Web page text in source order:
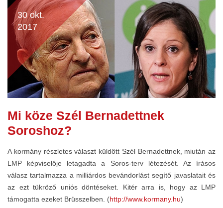
30 okt.
2017
Mi köze Szél Bernadettnek
Soroshoz?
A kormány részletes választ küldött Szél Bernadettnek, miután az
LMP képviselője letagadta a Soros-terv létezését. Az írásos
válasz tartalmazza a milliárdos bevándorlást segítő javaslatait és
az ezt tükröző uniós döntéseket. Kitér arra is, hogy az LMP
támogatta ezeket Brüsszelben. (http://www.kormany.hu)